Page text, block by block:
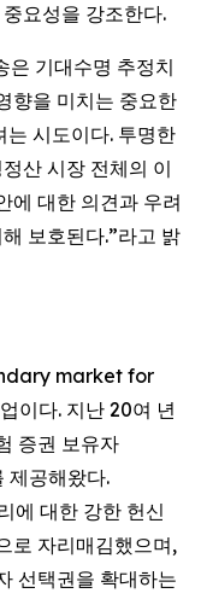
요성을 강조한다.
은 기대수명 추정치
향을 미치는 중요한
시도이다. 투명한
산 시장 전체의 이
에 대한 의견과 우려
보호된다.”라고 밝
market for
이다. 지난 20여 년
증권 보유자
제공해왔다.
에 대한 강한 헌신
로 자리매김했으며,
선택권을 확대하는